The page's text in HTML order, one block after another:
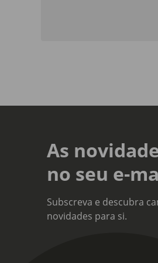
As
no seu e-
Subscreva e descubra
novidades para si.